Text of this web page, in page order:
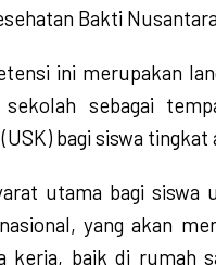
Bakti
ini merupakan
sebagai
bagi siswa tingkat
utama bagi siswa
yang akan
kerja, baik di rumah